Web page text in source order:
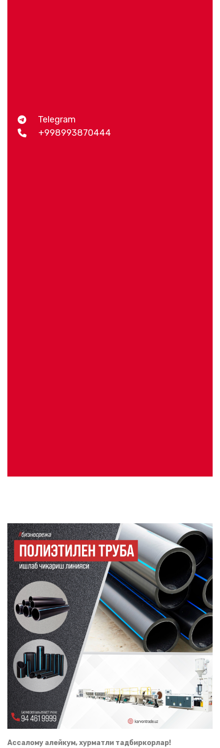
Telegram
+998993870444
Ассалому алейкум, хурматли тадбиркорлар!